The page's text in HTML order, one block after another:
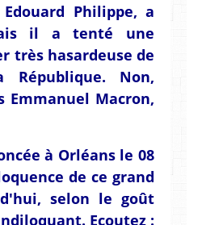
Philippe, a
il a tenté une
très hasardeuse de
Non,
Emmanuel Macron,
à Orléans le 08
de ce grand
selon le goût
Ecoutez :